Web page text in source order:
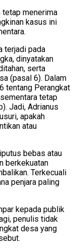
tetap menerima
kasus ini
terjadi pada
dinyatakan
serta
(pasal 6). Dalam
tentang Perangkat
tetap
Jadi, Adrianus
apakah
atau
bebas atau
berkekuatan
Terkecuali
penjara paling
kepada publik
penulis tidak
desa yang